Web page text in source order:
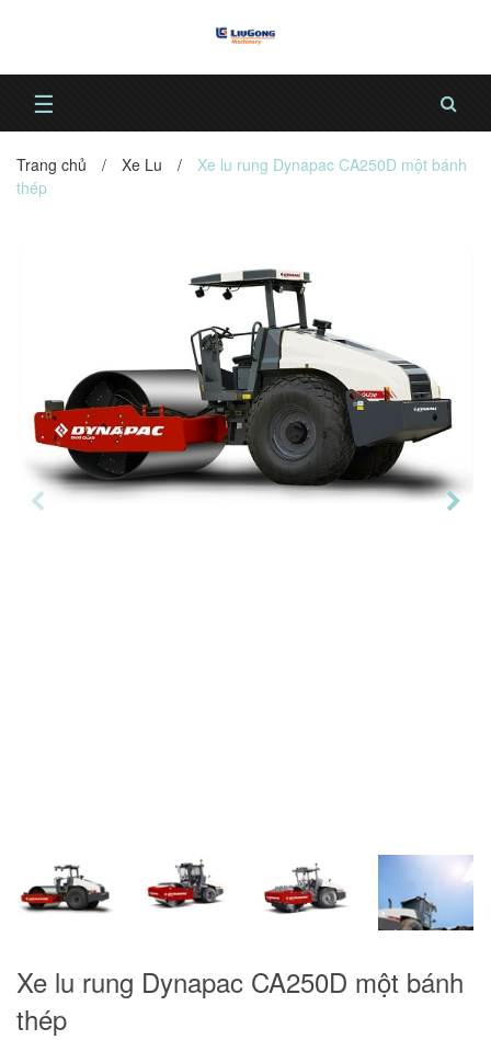
☰
Trang chủ / Xe Lu /
Xe lu rung Dynapac CA250D một bánh
thép
Xe lu rung Dynapac CA250D một bánh
thép